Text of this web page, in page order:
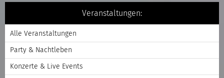
Veranstaltungen:
Alle Veranstaltungen
Party & Nachtleben
Konzerte & Live Events